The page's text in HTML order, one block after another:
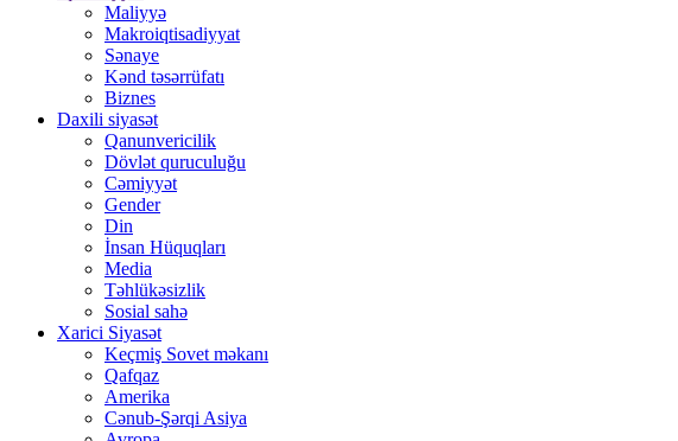
Maliyyə
Makroiqtisadiyyat
Sənaye
Kənd təsərrüfatı
Biznes
Daxili siyasət
Qanunvericilik
Dövlət quruculuğu
Cəmiyyət
Gender
Din
İnsan Hüquqları
Media
Təhlükəsizlik
Sosial sahə
Xarici Siyasət
Keçmiş Sovet məkanı
Qafqaz
Amerika
Cənub-Şərqi Asiya